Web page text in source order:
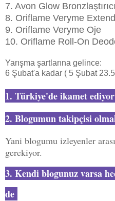
7. Avon Glow
8. Oriflame Veryme
9. Oriflame Veryme Oje
10. Oriflame Roll-On
Yarışma şartlarına gelince:
6 Şubat'a kadar ( 5 Şubat
1. Türkiye'de ikamet
2. Blogumun takipçisi
Yani blogumu izleyenler
gerekiyor.
3. Kendi blogunuz varsa
de